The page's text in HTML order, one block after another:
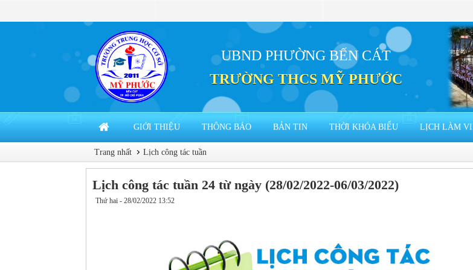
UBND PHƯỜNG BẾN CÁT
TRƯỜNG THCS MỸ PHƯỚC
GIỚI THIỆU THÔNG BÁO BẢN TIN THỜI KHÓA BIỂU LỊCH LÀM
Trang nhất Lịch công tác tuần
Lịch công tác tuần 24 từ ngày (28/02/2022-06/03/2022)
Thứ hai - 28/02/2022 13:52